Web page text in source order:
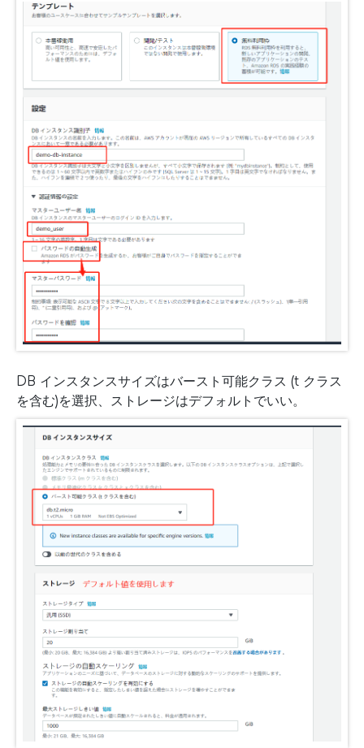
DB インスタンスサイズはバースト可能クラス (t クラス
を含む)を選択、ストレージはデフォルトでいい。